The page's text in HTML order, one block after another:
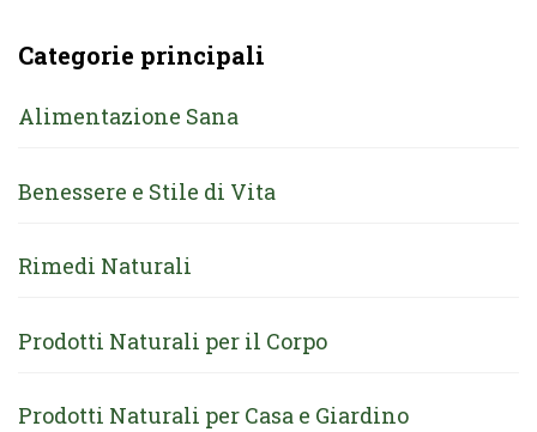
Categorie principali
Alimentazione Sana
Benessere e Stile di Vita
Rimedi Naturali
Prodotti Naturali per il Corpo
Prodotti Naturali per Casa e Giardino